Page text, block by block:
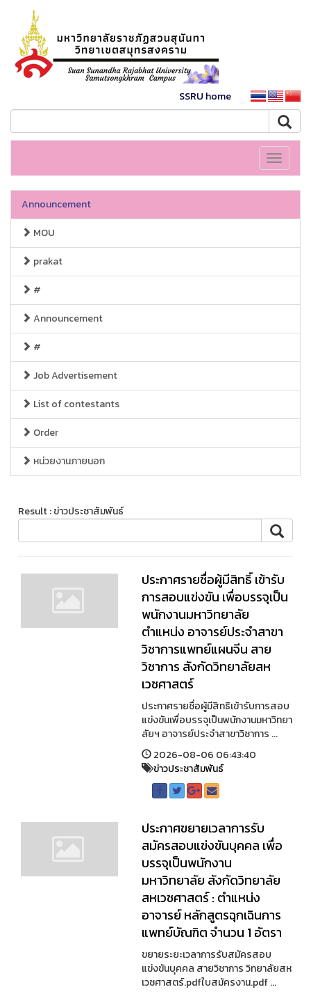
SSRU home
Toggle
Announcement
MOU
prakat
#
Announcement
#
Job Advertisement
List of contestants
Order
หน่วยงานภายนอก
Result : ข่าวประชาสัมพันธ์
ประกาศรายชื่อผู้มีสิทธิ์ เข้ารับ
การสอบแข่งขัน เพื่อบรรจุเป็น
พนักงานมหาวิทยาลัย
ตำแหน่ง อาจารย์ประจำสาขา
วิชาการแพทย์แผนจีน สาย
วิชาการ สังกัดวิทยาลัยสห
เวชศาสตร์
ประกาศรายชื่อผู้มีสิทธิเข้ารับการสอบ
แข่งขันเพื่อบรรจุเป็นพนักงานมหาวิทยา
ลัยฯ อาจารย์ประจำสาขาวิชาการ ...
2026-08-06 06:43:40
ข่าวประชาสัมพันธ์
ประกาศขยายเวลาการรับ
สมัครสอบแข่งขันบุคคล เพื่อ
บรรจุเป็นพนักงาน
มหาวิทยาลัย สังกัดวิทยาลัย
สหเวชศาสตร์ : ตำแหน่ง
อาจารย์ หลักสูตรฉุกเฉินการ
แพทย์บัณฑิต จำนวน 1 อัตรา
ขยายระยะเวลาการรับสมัครสอบ
แข่งขันบุคคล สายวิชาการ วิทยาลัยสห
เวชศาสตร์.pdfใบสมัครงาน.pdf ...